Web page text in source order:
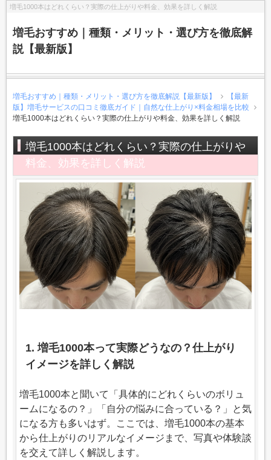
増毛1000本はどれくらい？実際の仕上がりや料金、効果を詳しく解説
増毛おすすめ｜種類・メリット・選び方を徹底解
説【最新版】
増毛おすすめ｜種類・メリット・選び方を徹底解説【最新版】
【最新
版】増毛サービスの口コミ徹底ガイド｜自然な仕上がり×料金相場を比較
増毛1000本はどれくらい？実際の仕上がりや料金、効果を詳しく解説
増毛1000本はどれくらい？実際の仕上がりや
料金、効果を詳しく解説
1. 増毛1000本って実際どうなの？仕上がり
イメージを詳しく解説
増毛1000本と聞いて「具体的にどれくらいのボリュ
ームになるの？」「自分の悩みに合っている？」と気
になる方も多いはず。ここでは、増毛1000本の基本
から仕上がりのリアルなイメージまで、写真や体験談
を交えて詳しく解説します。